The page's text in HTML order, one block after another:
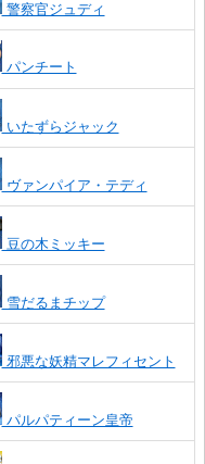
警察官ジュディ
パンチート
いたずらジャック
ヴァンパイア・テディ
豆の木ミッキー
雪だるまチップ
邪悪な妖精マレフィセント
パルパティーン皇帝